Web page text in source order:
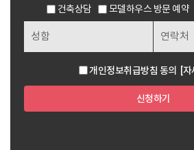
건축상담 모델하우스 방문 예약
개인정보취급방침 동의 [
신청하기